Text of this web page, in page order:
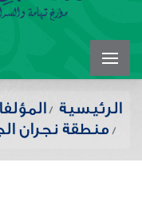
الرئيسية
منطقة نجران